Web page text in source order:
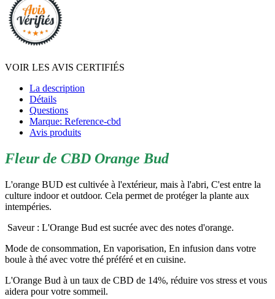
VOIR LES AVIS CERTIFIÉS
La description
Détails
Questions
Marque: Reference-cbd
Avis produits
Fleur de CBD Orange Bud
L'orange BUD est cultivée à l'extérieur, mais à l'abri, C'est entre la
culture indoor et outdoor. Cela permet de protéger la plante aux
intempéries.
Saveur : L'Orange Bud est sucrée avec des notes d'orange.
Mode de consommation, En vaporisation, En infusion dans votre
boule à thé avec votre thé préféré et en cuisine.
L'Orange Bud à un taux de CBD de 14%, réduire vos stress et vous
aidera pour votre sommeil.